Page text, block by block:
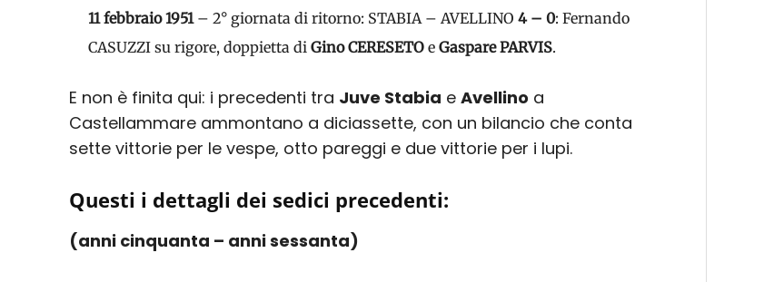
11 febbraio 1951– 2° giornata di ritorno: STABIA – AVELLINO 4 – 0: Fernando
CASUZZI su rigore, doppietta di Gino CERESETO e Gaspare PARVIS.
E non è finita qui: i precedenti tra Juve Stabia e Avellino a
Castellammare ammontano a diciassette, con un bilancio che conta
sette vittorie per le vespe, otto pareggi e due vittorie per i lupi.
Questi i dettagli dei sedici precedenti:
(anni cinquanta – anni sessanta)